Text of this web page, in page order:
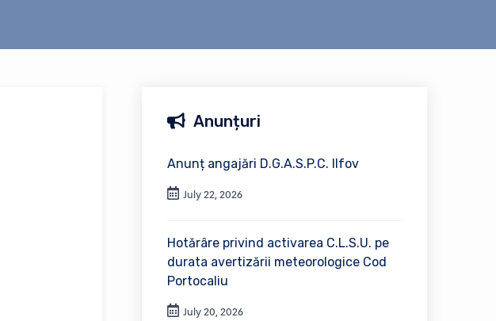
Anunțuri
Anunț angajări D.G.A.S.P.C. Ilfov
July 22, 2026
Hotărâre privind activarea C.L.S.U. pe
durata avertizării meteorologice Cod
Portocaliu
July 20, 2026